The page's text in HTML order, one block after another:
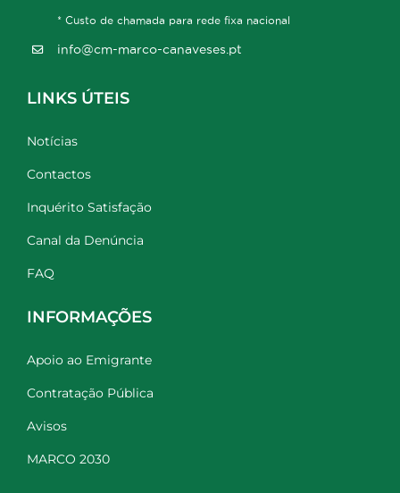
* Custo de chamada para rede fixa nacional
info@cm-marco-canaveses.pt
LINKS ÚTEIS
Notícias
Contactos
Inquérito Satisfação
Canal da Denúncia
FAQ
INFORMAÇÕES
Apoio ao Emigrante
Contratação Pública
Avisos
MARCO 2030